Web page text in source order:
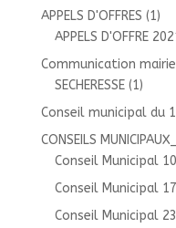
APPELS D'OFFRES (1)
APPELS D'OFFRE
Communication mairie
SECHERESSE(1)
Conseil municipal du
CONSEILS
Conseil Municipal
Conseil Municipal
Conseil Municipal